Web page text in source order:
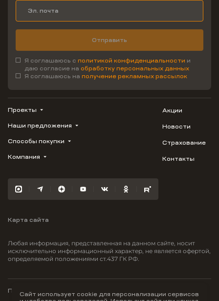
Отправить
Я соглашаюсь с политикой конфиденциальности и
даю согласие на обработку персональных данных
Я соглашаюсь на получение рекламных рассылок
Проекты
ВЕРН
1799
Флора
Отражение
Моретта
Вместе
Наши предложения
Купить квартиру
Студию
3-комнатную
Способы покупки
Трейд-ин
100% оплата
Компания
Карьера
Акции
Новости
Страхование
Контакты
Карта сайта
Любая информация, представленная на данном сайте, носит
исключительно информационный характер, не является офертой,
определяемой положениями ст.437 ГК РФ.
Политика конфиденциальности
Сайт использует cookie для персонализации сервисов